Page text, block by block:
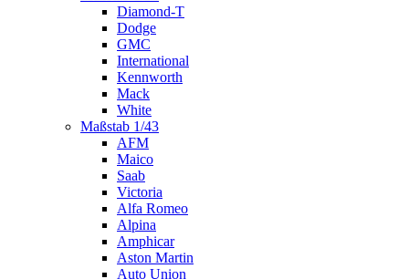
Diamond-T
Dodge
GMC
International
Kennworth
Mack
White
Maßstab 1/43
AFM
Maico
Saab
Victoria
Alfa Romeo
Alpina
Amphicar
Aston Martin
Auto Union